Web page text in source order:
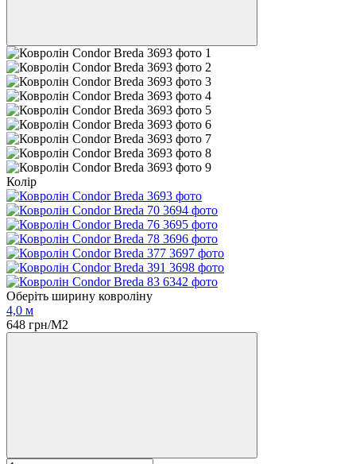
Колір
Оберіть ширину ковроліну
4,0 м
648 грн/М2